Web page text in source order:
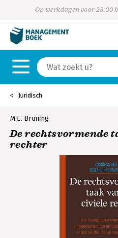
Op werkdagen voor 23:00
Juridisch
M.E. Bruning
De rechtsvormende
rechter